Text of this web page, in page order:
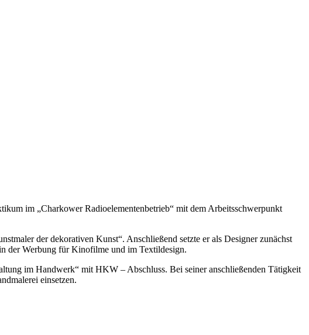
im „Charkower Radioelementenbetrieb“ mit dem Arbeitsschwerpunkt
der dekorativen Kunst“. Anschließend setzte er als Designer zunächst
der Werbung für Kinofilme und im Textildesign.
im Handwerk“ mit HKW – Abschluss. Bei seiner anschließenden Tätigkeit
einsetzen.